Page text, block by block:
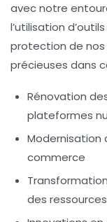
avec notre
l’utilisation
protection de nos
précieuses dans
Rénovation
plateformes
Modernisation
commerce
des